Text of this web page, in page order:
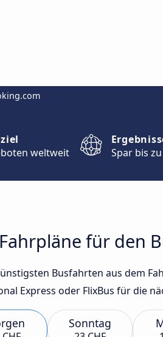
weltweit
Spar bis zu
für den
Busfahrten aus dem
Express oder FlixBus für die
Sonntag